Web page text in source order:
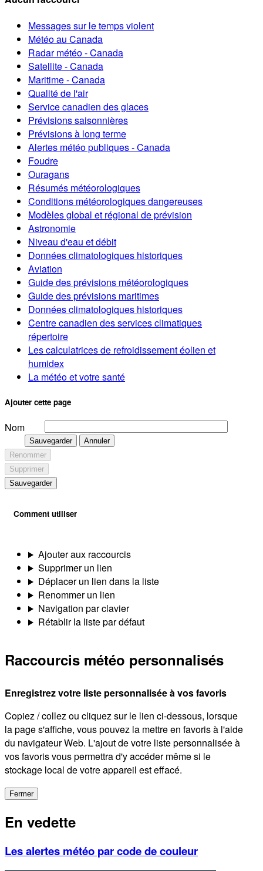
Messages sur le temps violent
Météo au Canada
Radar météo - Canada
Satellite - Canada
Maritime - Canada
Qualité de l'air
Service canadien des glaces
Prévisions saisonnières
Prévisions à long terme
Alertes météo publiques - Canada
Foudre
Ouragans
Résumés météorologiques
Conditions météorologiques dangereuses
Modèles global et régional de prévision
Astronomie
Niveau d'eau et débit
Données climatologiques historiques
Aviation
Guide des prévisions météorologiques
Guide des prévisions maritimes
Données climatologiques historiques
Centre canadien des services climatiques
répertoire
Les calculatrices de refroidissement éolien et
humidex
La météo et votre santé
Ajouter cette page
Nom
Sauvegarder
Annuler
Renommer
Supprimer
Sauvegarder
Comment utiliser
Ajouter aux raccourcis
Supprimer un lien
Déplacer un lien dans la liste
Renommer un lien
Navigation par clavier
Rétablir la liste par défaut
Raccourcis météo personnalisés
Enregistrez votre liste personnalisée à vos favoris
Copiez / collez ou cliquez sur le lien ci-dessous, lorsque
la page s'affiche, vous pouvez la mettre en favoris à l'aide
du navigateur Web. L'ajout de votre liste personnalisée à
vos favoris vous permettra d'y accéder même si le
stockage local de votre appareil est effacé.
Fermer
En vedette
Les alertes météo par code de couleur